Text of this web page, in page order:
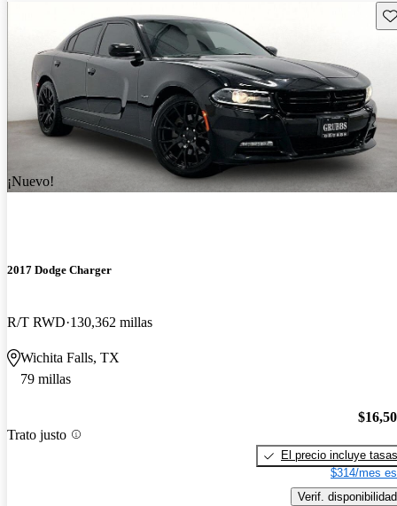
¡Nuevo!
2017 Dodge Charger
R/T RWD 130,362 millas
Wichita Falls, TX
79 millas
Trato justo
El precio incluye tasas
$314/mes
Verif. disponibilidad